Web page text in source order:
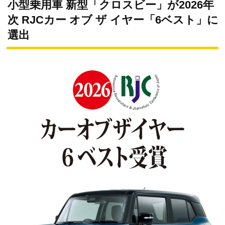
小型乗用車 新型「クロスビー」が2026年
次 RJCカー オブ ザ イヤー「6ベスト」に
選出